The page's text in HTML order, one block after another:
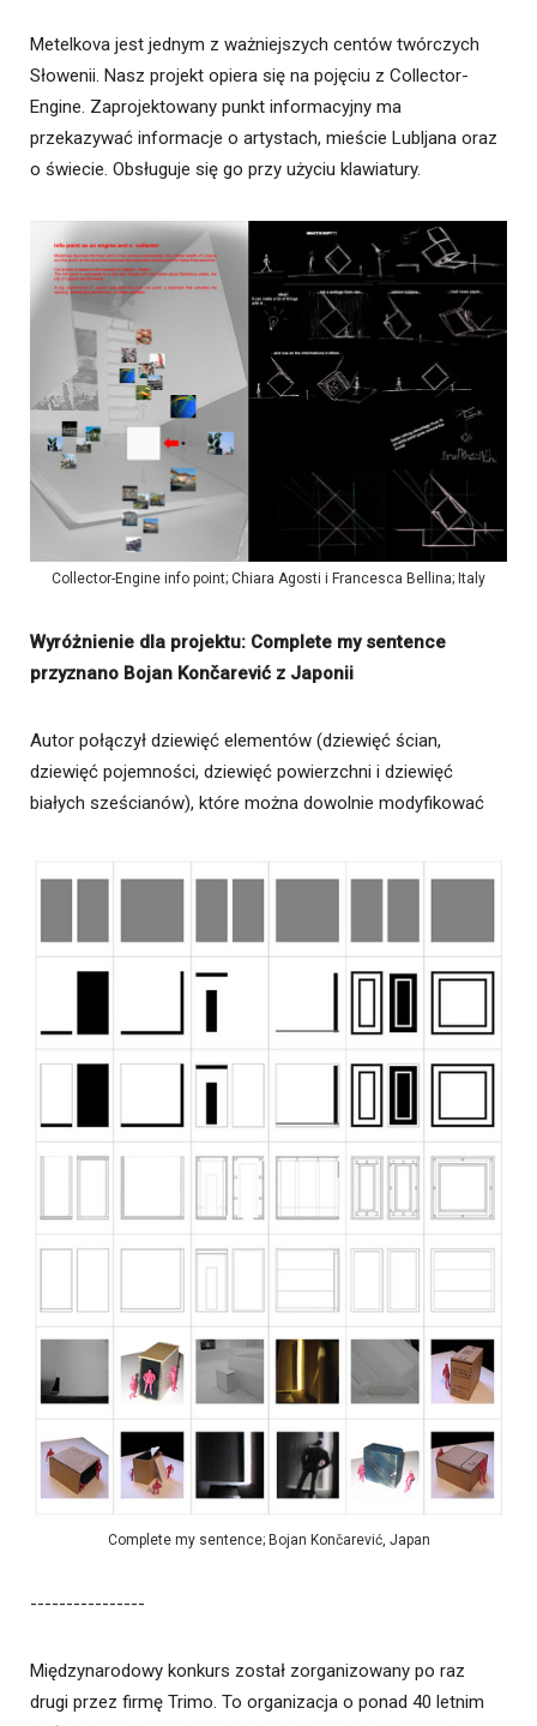
Metelkova jest jednym z ważniejszych centów twórczych
Słowenii. Nasz projekt opiera się na pojęciu z Collector-
Engine. Zaprojektowany punkt informacyjny ma
przekazywać informacje o artystach, mieście Lubljana oraz
o świecie. Obsługuje się go przy użyciu klawiatury.
Collector-Engine info point; Chiara Agosti i Francesca Bellina; Italy
Wyróżnienie dla projektu: Complete my sentence
przyznano Bojan Končarević z Japonii
Autor połączył dziewięć elementów (dziewięć ścian,
dziewięć pojemności, dziewięć powierzchni i dziewięć
białych sześcianów), które można dowolnie modyfikować
Complete my sentence; Bojan Končarević, Japan
----------------
Międzynarodowy konkurs został zorganizowany po raz
drugi przez firmę Trimo. To organizacja o ponad 40 letnim